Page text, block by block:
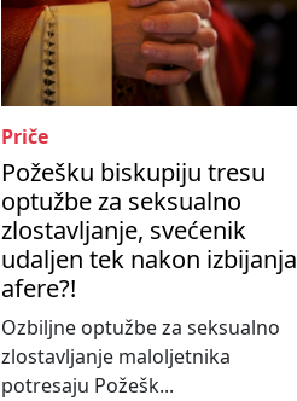
Priče
Požešku biskupiju tresu
optužbe za seksualno
zlostavljanje, svećenik
udaljen tek nakon izbijanja
afere?!
Ozbiljne optužbe za seksualno
zlostavljanje maloljetnika
potresaju Požešk...